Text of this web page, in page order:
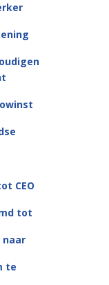
CEO
tot
naar
te